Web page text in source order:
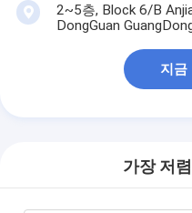
2~5층, Block 6/B
DongGuan
지금
가장 저